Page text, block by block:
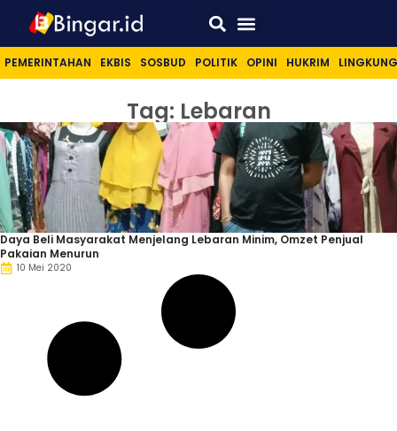
PEMERINTAHAN EKBIS SOSBUD POLITIK OPINI HUKRIM
Tag: Lebaran
Daya Beli Masyarakat Menjelang Lebaran Minim, Omzet Penjual
Pakaian Menurun
10 Mei 2020